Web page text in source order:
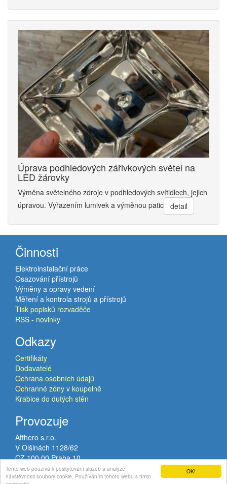
OK!
Tento web používá k poskytování služeb a analýze
návštěvnosti soubory cookie. Používáním tohoto webu s tímto
Úprava podhledových zářivkových světel na
LED žárovky
Výměna světelného zdroje v podhledových svítidlech, jejich
úpravou. Vyřazením lumivek a výměnou patic
detail
Činnosti
Elektroinstalační práce
Osazování přístrojů
Výměny a opravy vedení
Měření a kontrola strojů a přístrojů
Tisk popisků rozvaděče
RSS - novinky
Odkazy
Certifikáty
Dodavatelé
Ochrana osobních údajů
Ochranné zóny v koupelně
Krabice do dutých stěn
Provozuje
Atthero s.r.o.
V Olšinách 1128/62
CZ 100 00 Praha 10
VAT: CZ02120224